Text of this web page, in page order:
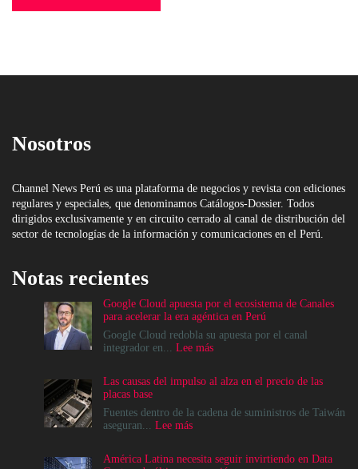
Nosotros
Channel News Perú es una plataforma de negocios y revista con ediciones
regulares y especiales, que denominamos Catálogos-Dossier. Todos
dirigidos exclusivamente y en circuito cerrado al canal de distribución del
sector de tecnologías de la información y comunicaciones en el Perú.
Notas recientes
Google Cloud apuesta por el ecosistema de Canales
para acelerar la era agéntica en Perú
Google Cloud redobla su apuesta por el canal
integrador en... Lee más:
apuesta
el
para
Las causas del impulso al alza en el precio de las
placas base
Fuentes dentro de la cadena de suministros de Taiwán
aseguran... Lee más:
del
América Latina necesita seguir invirtiendo en Data